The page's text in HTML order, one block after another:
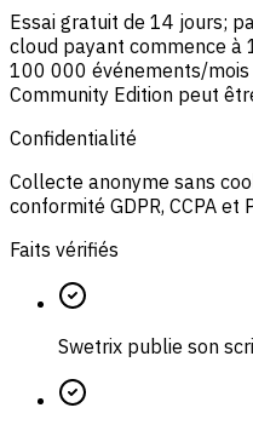
Essai gratuit de 14 jours;
cloud payant commence à
100 000 événements/
Community Edition peut
Confidentialité
Collecte anonyme sans
conformité GDPR, CCPA et
Faits vérifiés
Swetrix publie son